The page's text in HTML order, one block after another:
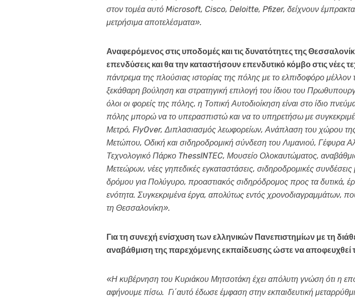
στον τομέα αυτό Microsoft, Cisco, Deloitte, Pfizer, δείχνουν
μετρήσιμα αποτελέσματα».
Αναφερόμενος στις υποδομές και τις δυνατότητες της
επενδύσεις και θα την καταστήσουν επενδυτικό κόμβο στις νέες
πάντρεμα της πλούσιας ιστορίας της πόλης με το ελπιδοφόρο μέλλον
ξεκάθαρη βούληση και στρατηγική επιλογή του ίδιου του
όλοι οι φορείς της πόλης, η Τοπική Αυτοδιοίκηση είναι στο ίδιο
πόλης μπορώ να το υπερασπιστώ και να το υπηρετήσω με
Μετρό, FlyOver, Διπλασιασμός λεωφορείων, Ανάπλαση του χώρου
Μετώπου, Οδική και σιδηροδρομική σύνδεση του Λιμανιού, Γέφυρα
Τεχνολογικό Πάρκο ThessINTEC, Μουσείο Ολοκαυτώματος,
Μετεώρων, νέες γηπεδικές εγκαταστάσεις, σιδηροδρομικές
δρόμου για Πολύγυρο, προαστιακός σιδηρόδρομος προς τα δυτικά,
ενότητα. Συγκεκριμένα έργα, απολύτως εντός χρονοδιαγραμμάτων,
τη Θεσσαλονίκη».
Για τη συνεχή ενίσχυση των ελληνικών Πανεπιστημίων με τη
αναβάθμιση της παρεχόμενης εκπαίδευσης ώστε να
«Η κυβέρνηση του Κυριάκου Μητσοτάκη έχει απόλυτη γνώση ότι η
αφήνουμε πίσω. Γι΄αυτό έδωσε έμφαση στην εκπαιδευτική